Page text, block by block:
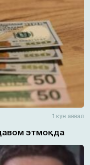
1 кун аввал
этмоқда